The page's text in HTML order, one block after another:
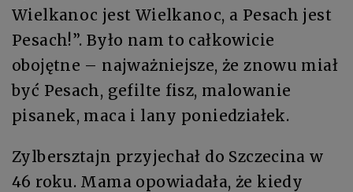
Wielkanoc jest Wielkanoc, a Pesach jest
Pesach!”. Było nam to całkowicie
obojętne – najważniejsze, że znowu miał
być Pesach, gefilte fisz, malowanie
pisanek, maca i lany poniedziałek.
Zylbersztajn przyjechał do Szczecina w
46 roku. Mama opowiadała, że kiedy